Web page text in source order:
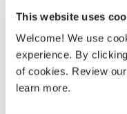
This website uses
Welcome! We use
experience. By
of cookies. Review our
learn more.
たのアカウントから『
ともできるようになり